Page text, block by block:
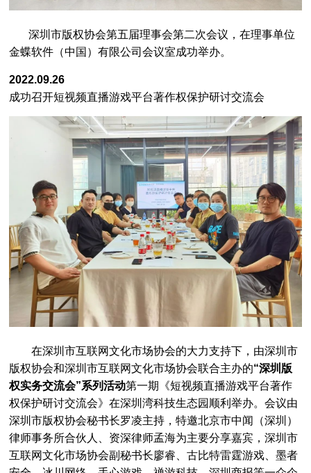
深圳版权实务交流会第一期 ▏短视频直播游戏平台著作权保护研讨交流会成功召开 [2022-09-27]
关于召开2022年度深圳市企业软件正版化培训的通知 [2022-09-22]
深圳市知识产权局关于组织开展2022年中国版权金奖申报的通知 [2022-08-11]
转发｜国家版权局关于开展2022年中国版权金奖评选表彰工作的通知 [2022-07-11]
《深圳经济特区矛盾纠纷多元化解条例》 [2022-05-24]
速来，深圳市版权纠纷人民调解委员会公开征集调解员啦~ [2022-05-06]
中央宣传部版权管理局副局长汤兆志：“加强版权保护，促进创新发展” [2022-04-24]
三大成果，三大活动，版权协会承办的南山区2022知识产权宣传周“云活动”火热进行中！ [2022-04-20]
第十届“深圳版权金奖”获奖名单出炉，这26位版权工作者摘得奖项。 [2022-04-06]
冬奥版权保护工作取得阶段性成效 北京快判首例制售盗版冰墩墩、雪容融案 嫌疑人获刑一年 [2022-02-16]
信息网络传播权保护条例 [2016-07-01]
深圳市版权协会第五届理事会第二次会议，在理事单位
金蝶软件（中国）有限公司会议室成功举办。
2022.09.26
成功召开短视频直播游戏平台著作权保护研讨交流会
在深圳市互联网文化市场协会的大力支持下，由深圳市
版权协会和深圳市互联网文化市场协会联合主办的“深圳版
权实务交流会”系列活动第一期《短视频直播游戏平台著作
权保护研讨交流会》在深圳湾科技生态园顺利举办。会议由
深圳市版权协会秘书长罗凌主持，特邀北京市中闻（深圳）
律师事务所合伙人、资深律师孟海为主要分享嘉宾，深圳市
互联网文化市场协会副秘书长廖睿、古比特雷霆游戏、墨者